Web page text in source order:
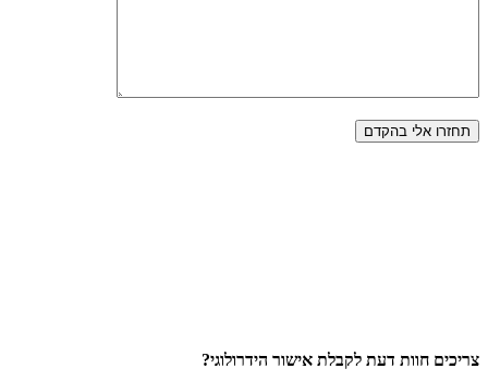
צריכים חוות דעת לקבלת אישור הידרולוגי?